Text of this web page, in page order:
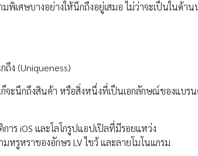
เศษบางอย่างให้นึกถึงอยู่เสมอ ไม่ว่าจะเป็นในด้า
ง (Uniqueness)
จะนึกถึงสินค้า หรือสิ่งหนึ่งที่เป็นเอกลักษณ์ของแบ
ร iOS และโลโกรูปแอปเปิลที่มีรอยแหว่ง
รูหราของอักษร LV ไขว้ และลายโมโนแกรม